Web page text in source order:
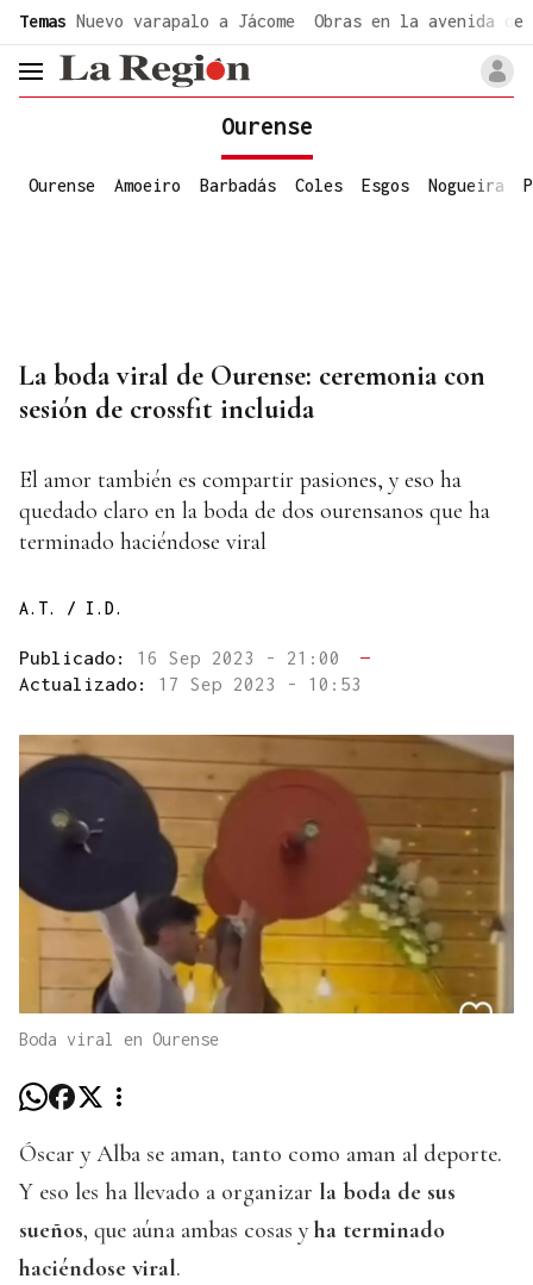
Temas Nuevo varapalo a Jácome Obras en la avenida de
header.menu.open
Ourense
Ourense Amoeiro Barbadás Coles Esgos Nogueira
La boda viral de Ourense: ceremonia con
sesión de crossfit incluida
El amor también es compartir pasiones, y eso ha
quedado claro en la boda de dos ourensanos que ha
terminado haciéndose viral
A.T. / I.D.
Publicado: 16 Sep 2023 - 21:00
—
Actualizado: 17 Sep 2023 - 10:53
Boda viral en Ourense
Óscar y Alba se aman, tanto como aman al deporte.
Y eso les ha llevado a organizar la boda de sus
sueños, que aúna ambas cosas yha terminado
haciéndose viral.